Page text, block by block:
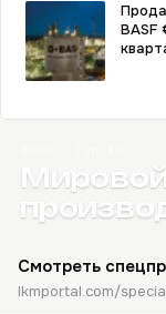
BASF
Смотреть
lkmportal.com/